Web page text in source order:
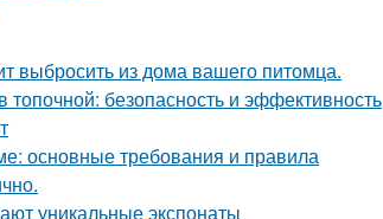
выбросить из дома вашего питомца.
безопасность и эффективность
основные требования и правила
уникальные экспонаты